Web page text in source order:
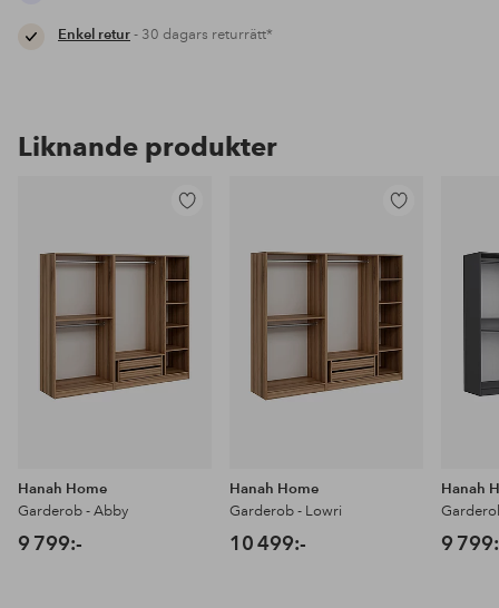
Enkel retur- 30 dagars returrätt*
Liknande produkter
i
Hanah Home
Garderob - Abby
9 799:-
i
Hanah Home
Garderob - Lowri
10 499:-
Hanah
9